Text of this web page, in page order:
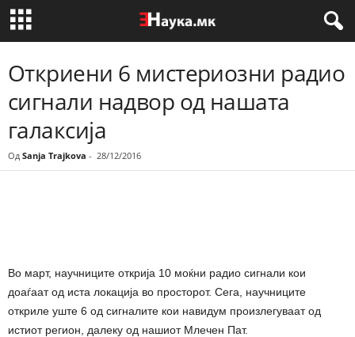
Откриени 6 мистериозни радио
сигнали надвор од нашата
галаксија
Од Sanja Trajkova - 28/12/2016
Во март, научниците открија 10 моќни радио сигнали кои
доаѓаат од иста локација во просторот. Сега, научниците
откриле уште 6 од сигналите кои навидум произлегуваат од
истиот регион, далеку од нашиот Млечен Пат.